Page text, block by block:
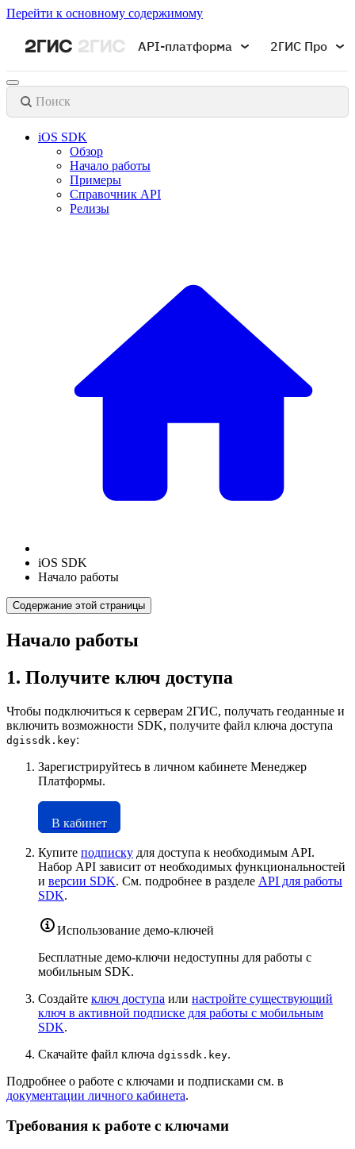
Перейти к основному содержимому
API-платформа 2ГИС Про
Поиск
iOS SDK
Обзор
Начало работы
Примеры
Справочник API
Релизы
iOS SDK
Начало работы
Содержание этой страницы
Начало работы
1. Получите ключ доступа
Чтобы подключиться к серверам 2ГИС, получать геоданные и
включить возможности SDK, получите файл ключа доступа
dgissdk.key:
Зарегистрируйтесь в личном кабинете Менеджер
Платформы.
В кабинет
Купите подписку для доступа к необходимым API.
Набор API зависит от необходимых функциональностей
и версии SDK. См. подробнее в разделе API для работы
SDK.
Использование демо-ключей
Бесплатные демо-ключи недоступны для работы с
мобильным SDK.
Создайте ключ доступа или настройте существующий
ключ в активной подписке для работы с мобильным
SDK.
Скачайте файл ключа dgissdk.key.
Подробнее о работе с ключами и подписками см. в
документации личного кабинета.
Требования к работе с ключами